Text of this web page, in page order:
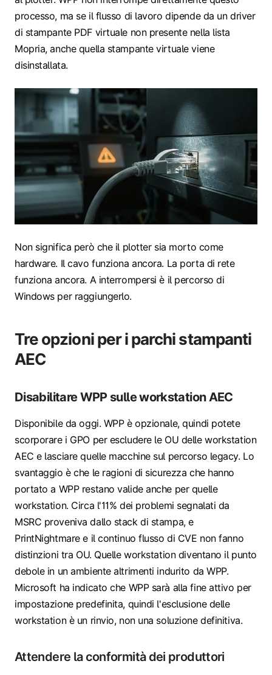
processo, ma se il flusso di lavoro dipende da un driver
di stampante PDF virtuale non presente nella lista
Mopria, anche quella stampante virtuale viene
disinstallata.
Non significa però che il plotter sia morto come
hardware. Il cavo funziona ancora. La porta di rete
funziona ancora. A interrompersi è il percorso di
Windows per raggiungerlo.
Tre opzioni per i parchi stampanti
AEC
Disabilitare WPP sulle workstation AEC
Disponibile da oggi. WPP è opzionale, quindi potete
scorporare i GPO per escludere le OU delle workstation
AEC e lasciare quelle macchine sul percorso legacy. Lo
svantaggio è che le ragioni di sicurezza che hanno
portato a WPP restano valide anche per quelle
workstation. Circa l'11% dei problemi segnalati da
MSRC proveniva dallo stack di stampa, e
PrintNightmare e il continuo flusso di CVE non fanno
distinzioni tra OU. Quelle workstation diventano il punto
debole in un ambiente altrimenti indurito da WPP.
Microsoft ha indicato che WPP sarà alla fine attivo per
impostazione predefinita, quindi l'esclusione delle
workstation è un rinvio, non una soluzione definitiva.
Attendere la conformità dei produttori